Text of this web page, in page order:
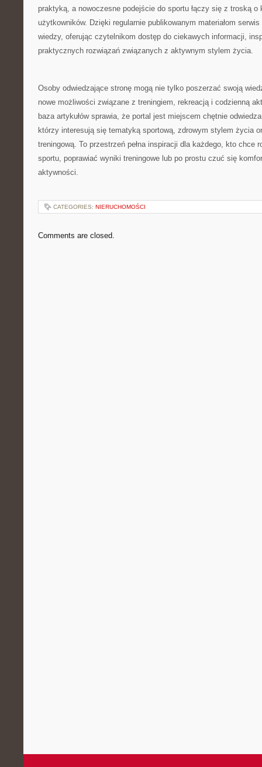
praktyką, a nowoczesne podejście do sportu łączy się z troską o
użytkowników. Dzięki regularnie publikowanym materiałom
wiedzy, oferując czytelnikom dostęp do ciekawych informacji,
praktycznych rozwiązań związanych z aktywnym stylem życia.
Osoby odwiedzające stronę mogą nie tylko poszerzać swoją
nowe możliwości związane z treningiem, rekreacją i codzienną
baza artykułów sprawia, że portal jest miejscem chętnie
którzy interesują się tematyką sportową, zdrowym stylem życia
treningową. To przestrzeń pełna inspiracji dla każdego, kto chce
sportu, poprawiać wyniki treningowe lub po prostu czuć się
aktywności.
CATEGORIES: NIERUCHOMOŚCI
Comments are closed.